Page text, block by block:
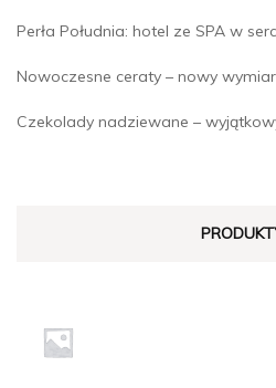
Perła Południa: hotel ze SPA w
Nowoczesne ceraty – nowy
Czekolady nadziewane –